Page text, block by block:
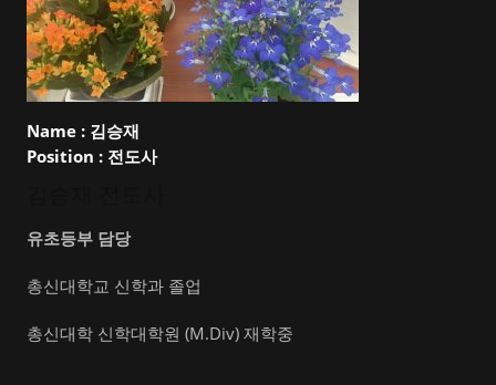
Name : 김승재
Position : 전도사
유초등부 담당
총신대학교 신학과 졸업
총신대학 신학대학원 (M.Div) 재학중